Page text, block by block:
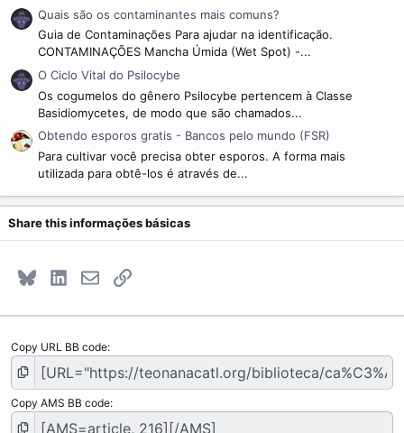
Quais são os contaminantes mais comuns?
Guia de Contaminações Para ajudar na identificação.
CONTAMINAÇÕES Mancha Úmida (Wet Spot) -...
O Ciclo Vital do Psilocybe
Os cogumelos do gênero Psilocybe pertencem à Classe
Basidiomycetes, de modo que são chamados...
Obtendo esporos gratis - Bancos pelo mundo (FSR)
Para cultivar você precisa obter esporos. A forma mais
utilizada para obtê-los é através de...
Share this informações básicas
Bluesky LinkedInE-mailLink
Copy URL BB code
Copy AMS BB code